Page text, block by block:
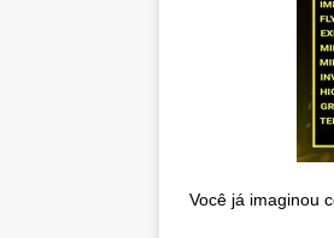
Você já imaginou